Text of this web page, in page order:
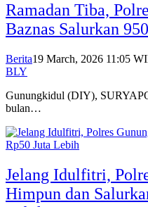
Ramadan Tiba,
Baznas Salurkan
Berita19 March, 2026 11:05
BLY
Gunungkidul (DIY),
bulan…
Jelang Idulfitri,
Himpun dan